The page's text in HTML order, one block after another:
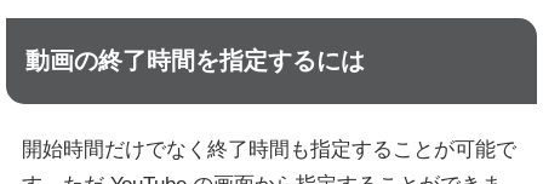
動画の終了時間を指定するには
開始時間だけでなく終了時間も指定することが可能で